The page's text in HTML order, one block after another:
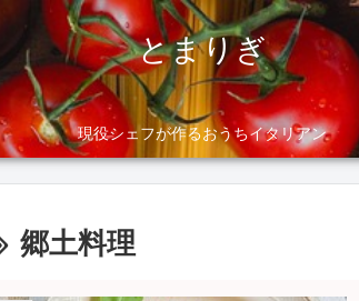
とまりぎ
現役シェフが作るおうちイタリアン
郷土料理